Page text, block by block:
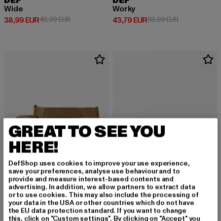
Wide
38,99 EUR
Derzeitiger Preis: 38,99 EUR
49,99 EURAktionspreis: 49,99 EUR
Worky
43,79 EUR
Derzeitiger Preis: 43,79 EUR
59,99 EURAktionspreis:
BRANDIT
Side Kick No 8
BRANDIT
Toiletry
GREAT TO SEE YOU
HERE!
DefShop uses cookies to improve your use experience,
save your preferences, analyse use behaviour and to
provide and measure interest-based contents and
advertising. In addition, we allow partners to extract data
or to use cookies. This may also include the processing of
your data in the USA or other countries which do not have
the EU data protection standard. If you want to change
this, click on "Custom settings". By clicking on "Accept" you